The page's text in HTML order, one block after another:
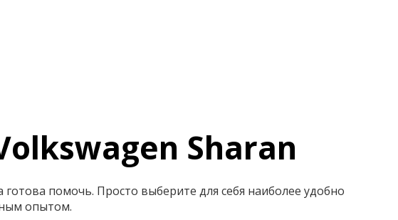
Sharan
помочь. Просто выберите для себя наиболее удобно
опытом.